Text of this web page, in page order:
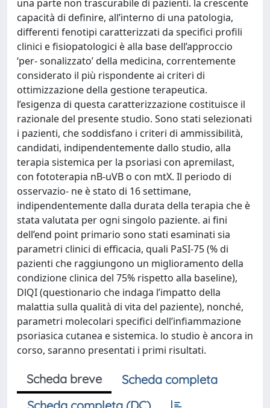
una parte non trascurabile di pazienti. la crescente
capacità di definire, all’interno di una patologia,
differenti fenotipi caratterizzati da specifici profili
clinici e fisiopatologici è alla base dell’approccio
‘per- sonalizzato’ della medicina, correntemente
considerato il più rispondente ai criteri di
ottimizzazione della gestione terapeutica.
l’esigenza di questa caratterizzazione costituisce il
razionale del presente studio. Sono stati selezionati
i pazienti, che soddisfano i criteri di ammissibilità,
candidati, indipendentemente dallo studio, alla
terapia sistemica per la psoriasi con apremilast,
con fototerapia nB-uVB o con mtX. Il periodo di
osservazio- ne è stato di 16 settimane,
indipendentemente dalla durata della terapia che è
stata valutata per ogni singolo paziente. ai fini
dell’end point primario sono stati esaminati sia
parametri clinici di efficacia, quali PaSI-75 (% di
pazienti che raggiungono un miglioramento della
condizione clinica del 75% rispetto alla baseline),
DlQI (questionario che indaga l’impatto della
malattia sulla qualità di vita del paziente), nonché,
parametri molecolari specifici dell’infiammazione
psoriasica cutanea e sistemica. lo studio è ancora in
corso, saranno presentati i primi risultati.
Scheda breve
Scheda completa